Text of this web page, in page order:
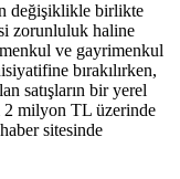
değişiklikle birlikte
zorunluluk haline
ve gayrimenkul
bırakılırken,
satışların bir yerel
2 milyon TL üzerinde
sitesinde